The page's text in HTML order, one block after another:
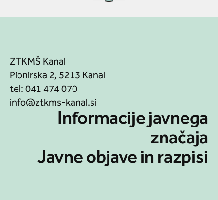
ZTKMŠ Kanal
Pionirska 2, 5213 Kanal
tel:041 474 070
Informacije javnega
značaja
Javne objave in razpisi